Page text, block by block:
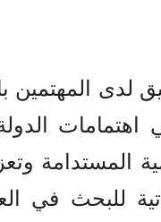
لدى المهتمين
الدولة
المستدامة
للبحث في